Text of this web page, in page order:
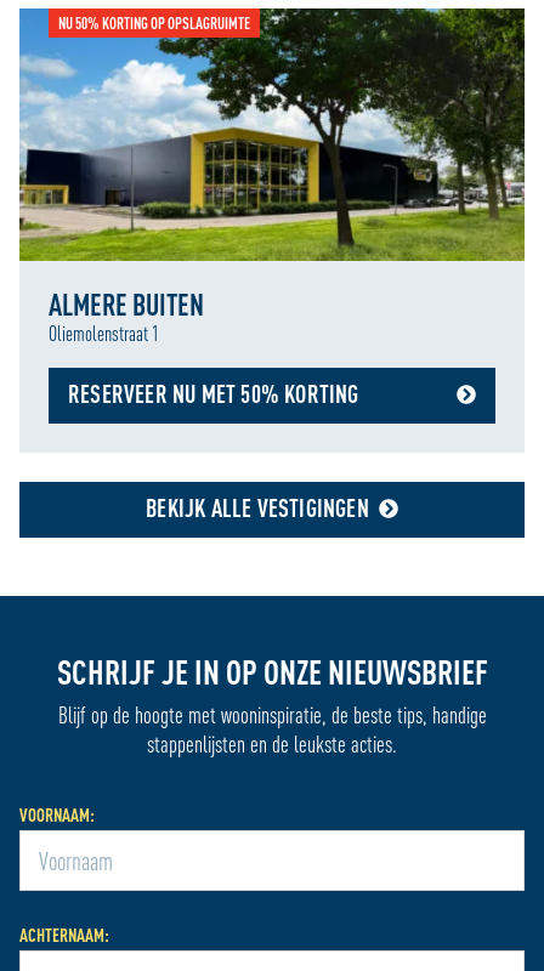
NU 50% KORTING OP OPSLAGRUIMTE
ALMERE BUITEN
Oliemolenstraat 1
RESERVEER NU MET 50% KORTING
BEKIJK ALLE VESTIGINGEN
SCHRIJF JE IN OP ONZE NIEUWSBRIEF
Blijf op de hoogte met wooninspiratie, de beste tips, handige
stappenlijsten en de leukste acties.
VOORNAAM:
ACHTERNAAM: